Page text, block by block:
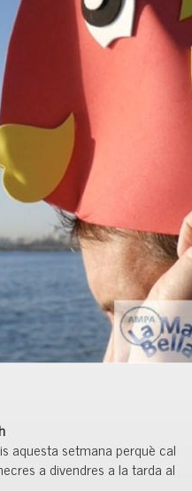
aquesta setmana perquè cal
a divendres a la tarda al